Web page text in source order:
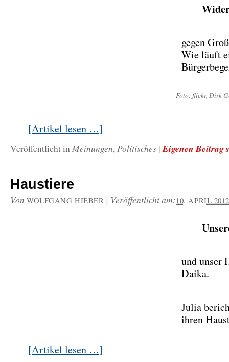
gegen
Wie läuft
Foto: flickr, Dirk
[Artikel lesen …]
Veröffentlicht in Meinungen, Politisches | Eigenen Beitrag
Haustiere
Von WOLFGANG HIEBER | Veröffentlicht am:10. APRIL 2012
und unser
Daika.
Julia
ihren
[Artikel lesen …]